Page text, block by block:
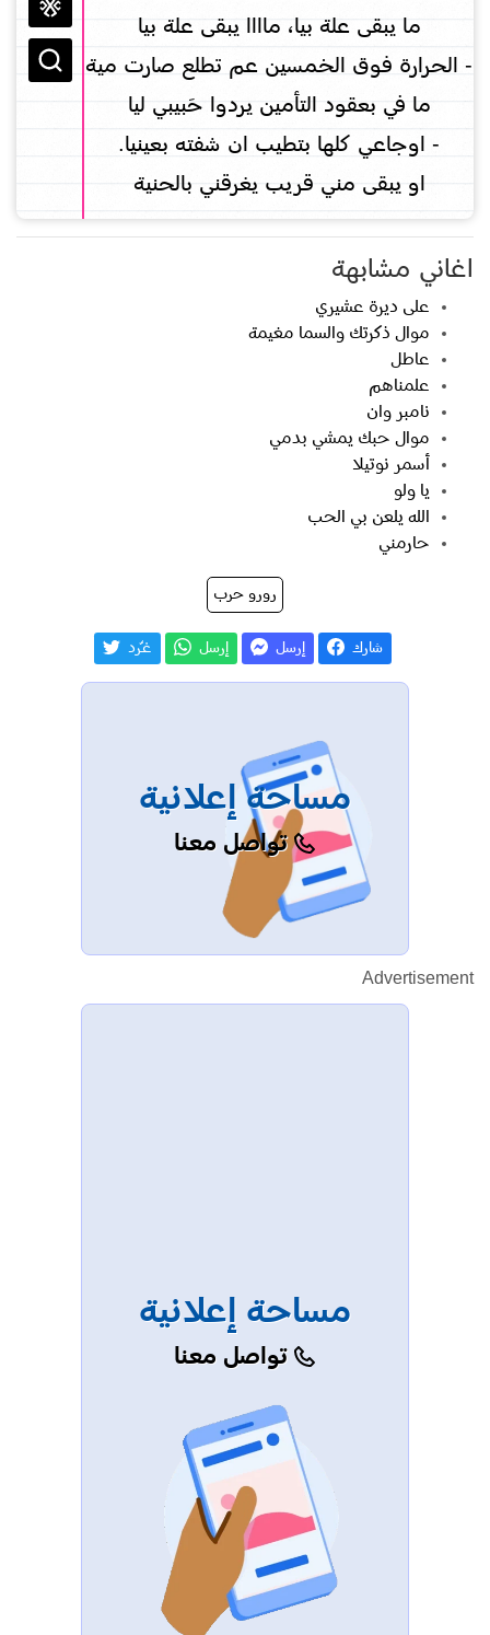
ما يبقى علة بيا، ماااا يبقى علة بيا
- الحرارة فوق الخمسين عم تطلع صارت مية
ما في بعقود التأمين يردوا حَبيبي ليا
- اوجاعي كلها بتطيب ان شفته بعينيا.
او يبقى مني قريب يغرقني بالحنية
اغاني مشابهة
على ديرة عشيري
موال ذكرتك والسما مغيمة
عاطل
علمناهم
نامبر وان
موال حبك يمشي بدمي
أسمر نوتيلا
يا ولو
الله يلعن بي الحب
حارمني
رورو حرب
شارك إرسل إرسل غـّرد
مساحة إعلانية
تواصل معنا
Advertisement
مساحة إعلانية
تواصل معنا